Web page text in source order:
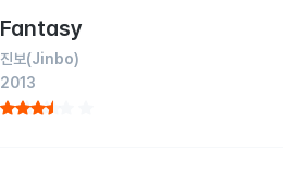
Fantasy
진보(Jinbo)
2013